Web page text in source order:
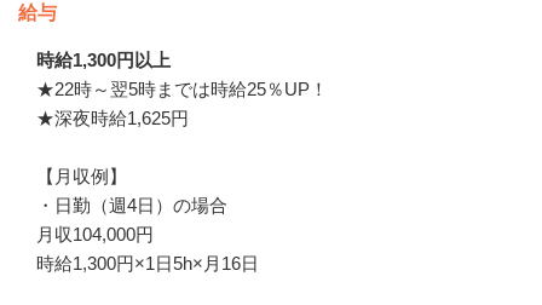
給与
時給1,300円以上
★22時～翌5時までは時給25％UP！
★深夜時給1,625円
【月収例】
・日勤（週4日）の場合
月収104,000円
時給1,300円×1日5h×月16日